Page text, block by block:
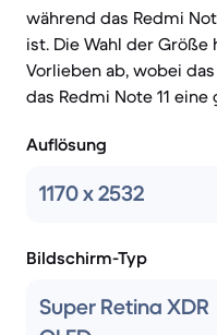
während das Redmi
ist. Die Wahl der
Vorlieben ab, wobei
das Redmi Note 11
Auflösung
1170 x 2532
Bildschirm-Typ
Super Retina XDR